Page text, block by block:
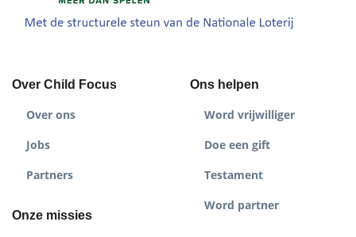
Over Child Focus
Over ons
Jobs
Partners
Onze missies
Ons helpen
Word vrijwilliger
Doe een gift
Testament
Word partner